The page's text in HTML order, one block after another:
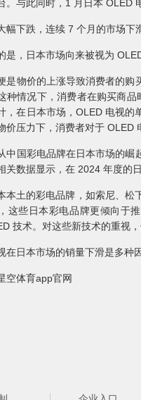
。与此同时，1 月日本 OLED
幅下跌，连续 7 个月的市场下
是，日本市场向来被视为
是物价的上涨导致消费者的
种情况下，消费者在购买商
，在日本市场，OLED 电视
价压力下，消费者对于 OLED
中国彩电品牌在日本市场的崛
关数据显示，在 2024 年度的
本土的彩电品牌，如索尼、
这些日本彩电品牌更倾向于
技术。对这些新技术的重视
在日本市场的销量下滑是多种
体育app官网